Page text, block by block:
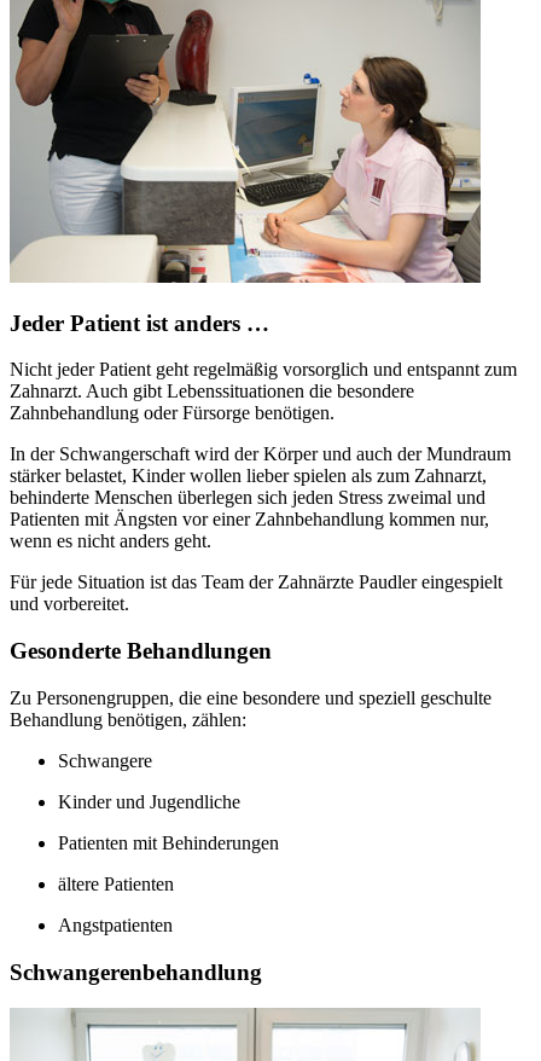
Jeder Patient ist anders …
Nicht jeder Patient geht regelmäßig vorsorglich und entspannt zum
Zahnarzt. Auch gibt Lebenssituationen die besondere
Zahnbehandlung oder Fürsorge benötigen.
In der Schwangerschaft wird der Körper und auch der Mundraum
stärker belastet, Kinder wollen lieber spielen als zum Zahnarzt,
behinderte Menschen überlegen sich jeden Stress zweimal und
Patienten mit Ängsten vor einer Zahnbehandlung kommen nur,
wenn es nicht anders geht.
Für jede Situation ist das Team der Zahnärzte Paudler eingespielt
und vorbereitet.
Gesonderte Behandlungen
Zu Personengruppen, die eine besondere und speziell geschulte
Behandlung benötigen, zählen:
Schwangere
Kinder und Jugendliche
Patienten mit Behinderungen
ältere Patienten
Angstpatienten
Schwangerenbehandlung